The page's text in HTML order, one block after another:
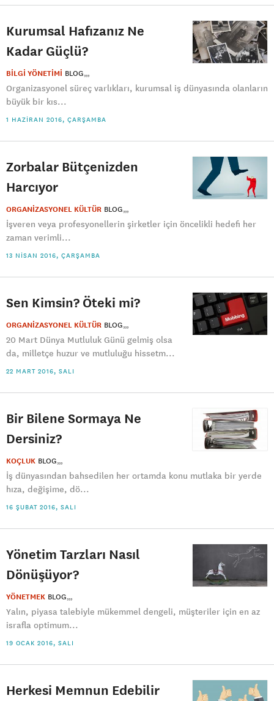
Kurumsal Hafızanız Ne
Kadar Güçlü?
BİLGİ YÖNETİMİ BLOG
Organizasyonel süreç varlıkları, kurumsal iş dünyasında olanların
büyük bir kıs...
1 HAZIRAN 2016, ÇARŞAMBA
Zorbalar Bütçenizden
Harcıyor
ORGANİZASYONEL KÜLTÜR BLOG
İşveren veya profesyonellerin şirketler için öncelikli hedefi her
zaman verimli...
13 NISAN 2016, ÇARŞAMBA
Sen Kimsin? Öteki mi?
ORGANİZASYONEL KÜLTÜR BLOG
20 Mart Dünya Mutluluk Günü gelmiş olsa
da, milletçe huzur ve mutluluğu hissetm...
22 MART 2016, SALI
Bir Bilene Sormaya Ne
Dersiniz?
KOÇLUK BLOG
İş dünyasından bahsedilen her ortamda konu mutlaka bir yerde
hıza, değişime, dö...
16 ŞUBAT 2016, SALI
Yönetim Tarzları Nasıl
Dönüşüyor?
YÖNETMEK BLOG
Yalın, piyasa talebiyle mükemmel dengeli, müşteriler için en az
israfla optimum...
19 OCAK 2016, SALI
Herkesi Memnun Edebilir